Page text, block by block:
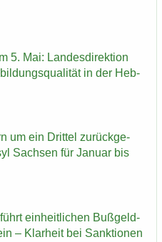
5. Mai: Lan­des­di­rek­ti­on
in der Heb­
um ein Drit­tel zu­rück­ge­
Sach­sen für Ja­nu­ar bis
ein­heit­li­chen Buß­geld­
– Klar­heit bei Sank­tio­nen